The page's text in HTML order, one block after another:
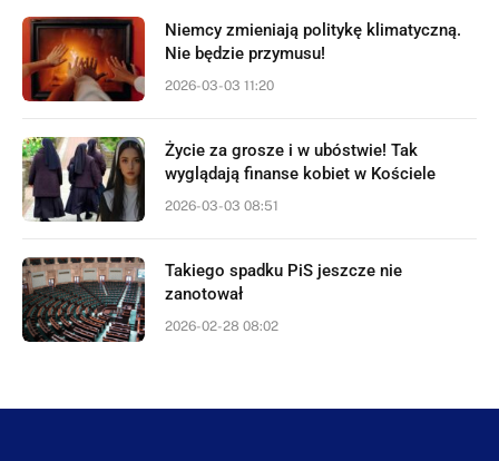
Niemcy zmieniają politykę klimatyczną.
Nie będzie przymusu!
2026-03-03 11:20
Życie za grosze i w ubóstwie! Tak
wyglądają finanse kobiet w Kościele
2026-03-03 08:51
Takiego spadku PiS jeszcze nie
zanotował
2026-02-28 08:02